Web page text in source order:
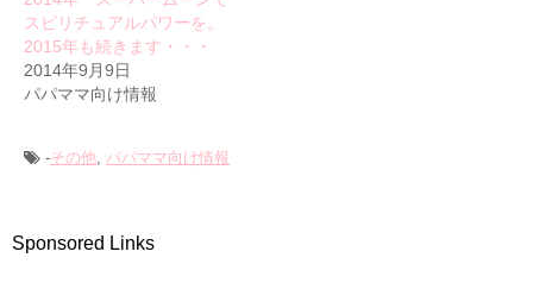
スピリチュアルパワーを。
2015年も続きます・・・
2014年9月9日
パパママ向け情報
-その他, パパママ向け情報
Sponsored Links